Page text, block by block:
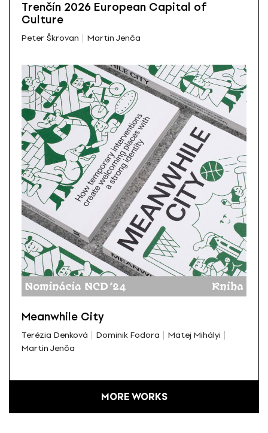
Trenčín 2026 European Capital of
Culture
Peter Škrovan Martin Jenča
Meanwhile City
Terézia Denková Dominik Fodora
Matej Mihályi
Martin Jenča
MORE WORKS